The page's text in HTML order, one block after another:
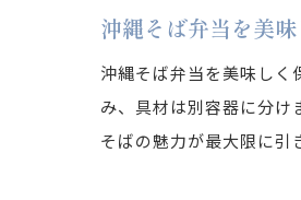
沖縄そば弁当を美
沖縄そば弁当を美味しく
み、具材は別容器に分け
そばの魅力が最大限に引